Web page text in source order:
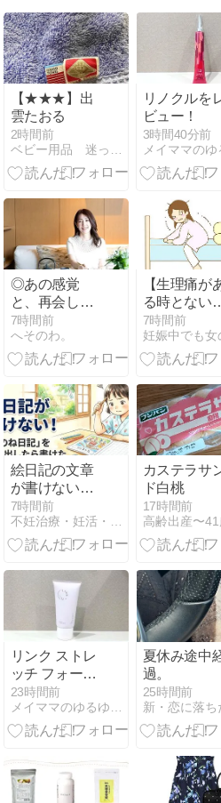
【★★★】出
雲たおる
2時間前
ベビー用品 迷ったらコレを見よ！！
リノクルを
ビュー！
3時間40分前
◎あの感覚
と、再会した
日。
7時間前
へそのわ。
【生理痛が
る時とない
の違い】徹底
解説！痛み
原因と対策
7時間前
絵日記の文章
が書けないと
きは「あのね
日記」を思い
出させて‼️小2
日記🍧と低学
年向け作文ド
リルも紹介♪
7時間前
不妊治療・妊活・育児・療育ブログ〜大阪在住高齢夫婦の体験記〜
カステラサ
ド白桃
17時間前
リンク ストレ
ッチ フォーミ
ングウォッシ
ュをレビュ
ー！
23時間前
メイママのゆるゆる美活＊2人目妊活ブログ
夏休み途中
過。
25時間前
新・恋に落ち